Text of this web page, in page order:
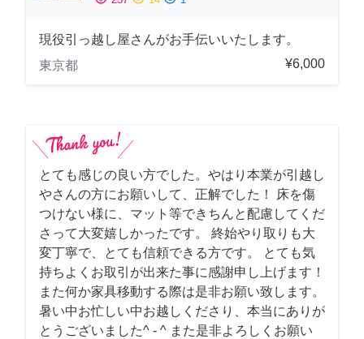
現役引っ越し屋さんがお手伝いいたします。
東京都
¥6,000
とても感じの良い方でした。やはり本業が引越し
やさんの方にお願いして、正解でした！ 床を傷
つけない様に、マット等できちんと配慮してくだ
さって大変嬉しかったです。 終始やり取りも大
変丁寧で、とても信頼できる方です。 とても気
持ちよくお取引が出来た事に感謝申し上げます！
また何か家具移動する際は是非お願い致します。
暑い中お忙しい中お越しくださり、本当にありが
とうございました^ - ^ また是非よろしくお願い